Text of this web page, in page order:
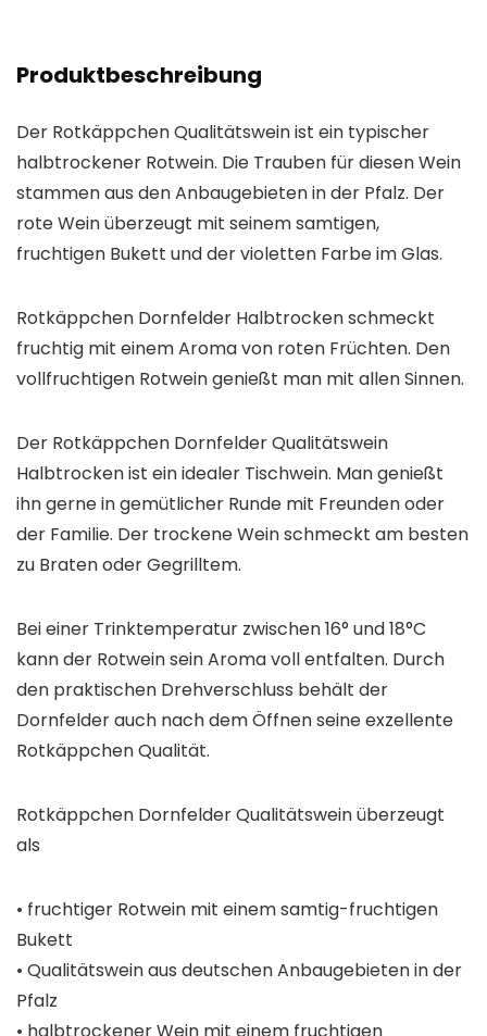
Produktbeschreibung
Der Rotkäppchen Qualitätswein ist ein typischer
halbtrockener Rotwein. Die Trauben für diesen Wein
stammen aus den Anbaugebieten in der Pfalz. Der
rote Wein überzeugt mit seinem samtigen,
fruchtigen Bukett und der violetten Farbe im Glas.
Rotkäppchen Dornfelder Halbtrocken schmeckt
fruchtig mit einem Aroma von roten Früchten. Den
vollfruchtigen Rotwein genießt man mit allen Sinnen.
Der Rotkäppchen Dornfelder Qualitätswein
Halbtrocken ist ein idealer Tischwein. Man genießt
ihn gerne in gemütlicher Runde mit Freunden oder
der Familie. Der trockene Wein schmeckt am besten
zu Braten oder Gegrilltem.
Bei einer Trinktemperatur zwischen 16° und 18°C
kann der Rotwein sein Aroma voll entfalten. Durch
den praktischen Drehverschluss behält der
Dornfelder auch nach dem Öffnen seine exzellente
Rotkäppchen Qualität.
Rotkäppchen Dornfelder Qualitätswein überzeugt
als
• fruchtiger Rotwein mit einem samtig-fruchtigen
Bukett
• Qualitätswein aus deutschen Anbaugebieten in der
Pfalz